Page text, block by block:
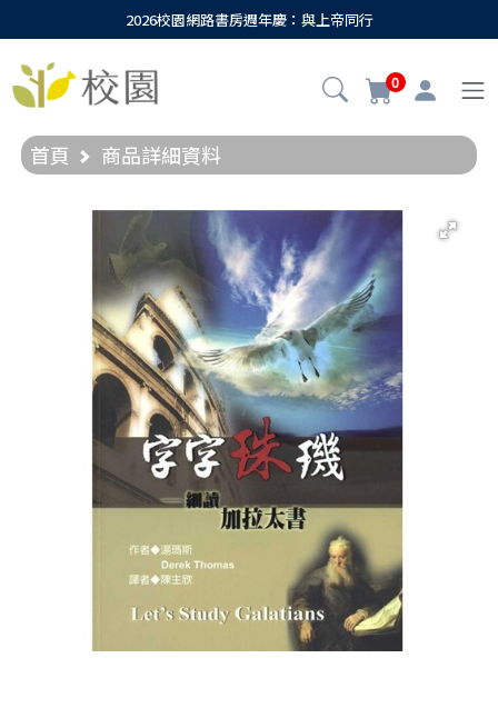
2026校園網路書房週年慶：與上帝同行
0
首頁 商品詳細資料